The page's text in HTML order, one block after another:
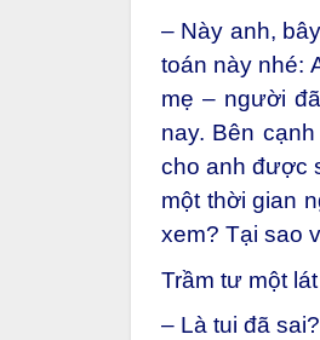
– Này anh,
toán này nhé:
mẹ – người
nay. Bên
cho anh được
một thời gian
xem? Tại sao
Trầm tư một
– Là tui đã sai?